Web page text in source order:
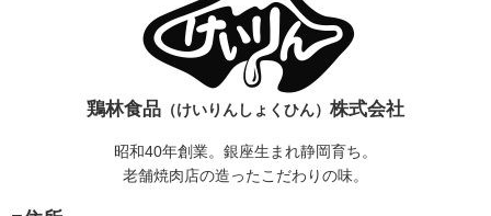
鶏林食品 （けいりんしょくひん） 株式会社
昭和40年創業。銀座生まれ静岡育ち。
老舗焼肉店の造ったこだわりの味。